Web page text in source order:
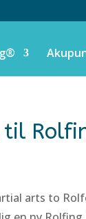
til
arts to